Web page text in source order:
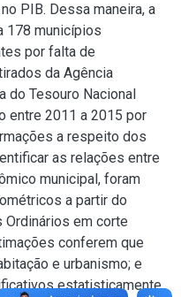
PIB. Dessa maneira, a
178 municípios
por falta de
da Agência
do Tesouro Nacional
entre 2011 a 2015 por
a respeito dos
as relações entre
municipal, foram
a partir do
em corte
conferem que
e urbanismo; e
estatisticamente